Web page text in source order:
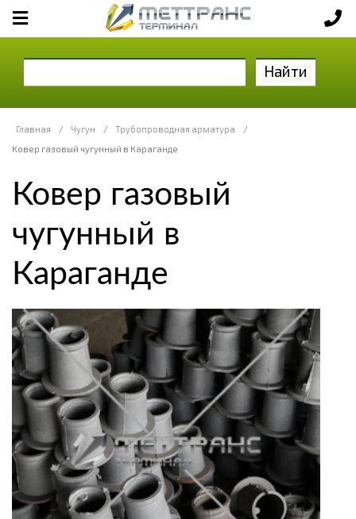
Найти
Главная / Чугун / Трубопроводная арматура
/
Ковер газовый чугунный в Караганде
Ковер газовый
чугунный в
Караганде